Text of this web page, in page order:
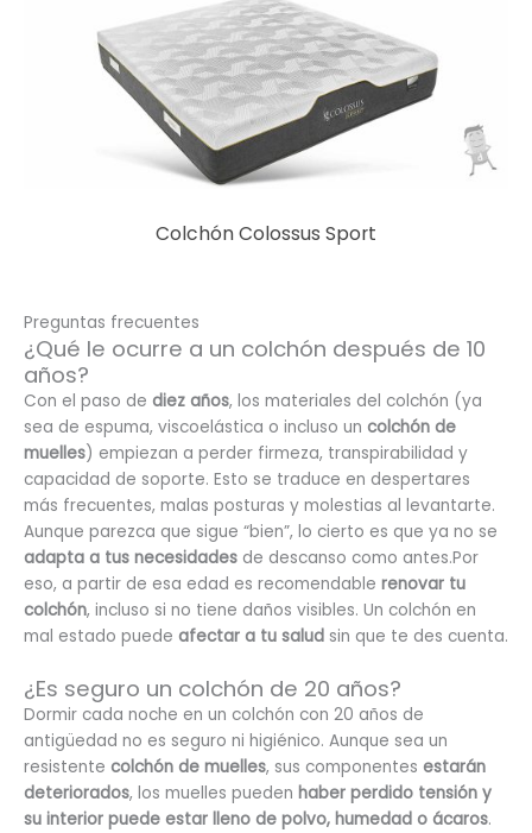
Colchón Colossus Sport
Preguntas frecuentes
¿Qué le ocurre a un colchón después de 10
años?
Con el paso de diez años, los materiales del colchón (ya
sea de espuma, viscoelástica o incluso un colchón de
muelles) empiezan a perder firmeza, transpirabilidad y
capacidad de soporte. Esto se traduce en despertares
más frecuentes, malas posturas y molestias al levantarte.
Aunque parezca que sigue “bien”, lo cierto es que ya no se
adapta a tus necesidades de descanso como antes.Por
eso, a partir de esa edad es recomendable renovar tu
colchón, incluso si no tiene daños visibles. Un colchón en
mal estado puede afectar a tu salud sin que te des cuenta.
¿Es seguro un colchón de 20 años?
Dormir cada noche en un colchón con 20 años de
antigüedad no es seguro ni higiénico. Aunque sea un
resistente colchón de muelles, sus componentes estarán
deteriorados, los muelles pueden haber perdido tensión y
su interior puede estar lleno de polvo, humedad o ácaros.